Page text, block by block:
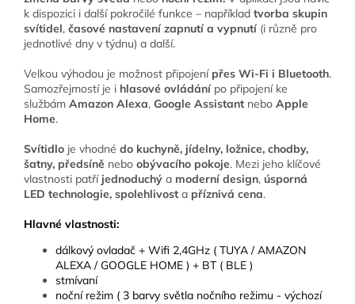
k dispozici i další pokročilé funkce – například tvorba skupin
svítidel, časové nastavení zapnutí a vypnutí (i různě pro
jednotlivé dny v týdnu) a další.
Velkou výhodou je možnost připojení přes Wi-Fi i Bluetooth.
Samozřejmostí je i hlasové ovládání po připojení ke
službám Amazon Alexa, Google Assistant nebo Apple
Home.
Svítidlo je vhodné do kuchyně, jídelny, ložnice, chodby,
šatny, předsíně nebo obývacího pokoje. Mezi jeho klíčové
vlastnosti patří jednoduchý a moderní design, úsporná
LED technologie, spolehlivost a příznivá cena.
Hlavné vlastnosti:
dálkový ovladač + Wifi 2,4GHz ( TUYA / AMAZON
ALEXA / GOOGLE HOME ) + BT ( BLE )
stmívaní
noční režim ( 3 barvy světla nočního režimu - výchozí